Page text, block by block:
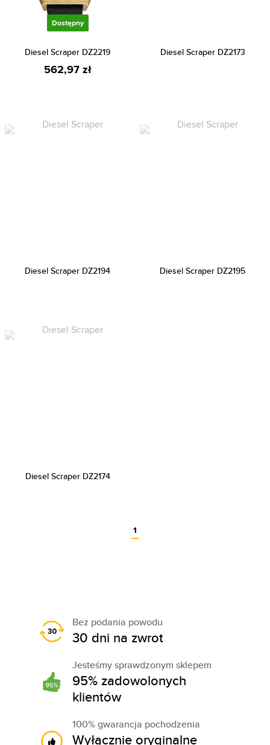
Dostępny
Diesel Scraper DZ2219
562,97 zł
Diesel Scraper DZ2173
Diesel Scraper DZ2194 Diesel Scraper DZ2195
Diesel Scraper DZ2174
1
Bez podania powodu
30 dni na zwrot
Jesteśmy sprawdzonym sklepem
95% zadowolonych
klientów
100% gwarancja pochodzenia
Wyłącznie oryginalne